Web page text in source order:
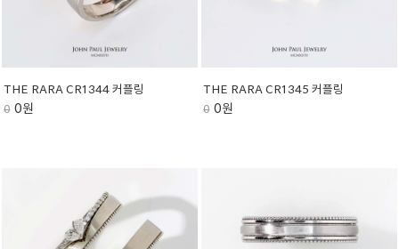
THE RARA CR1344 커플링
0 0원
THE RARA CR1345 커플링
0 0원